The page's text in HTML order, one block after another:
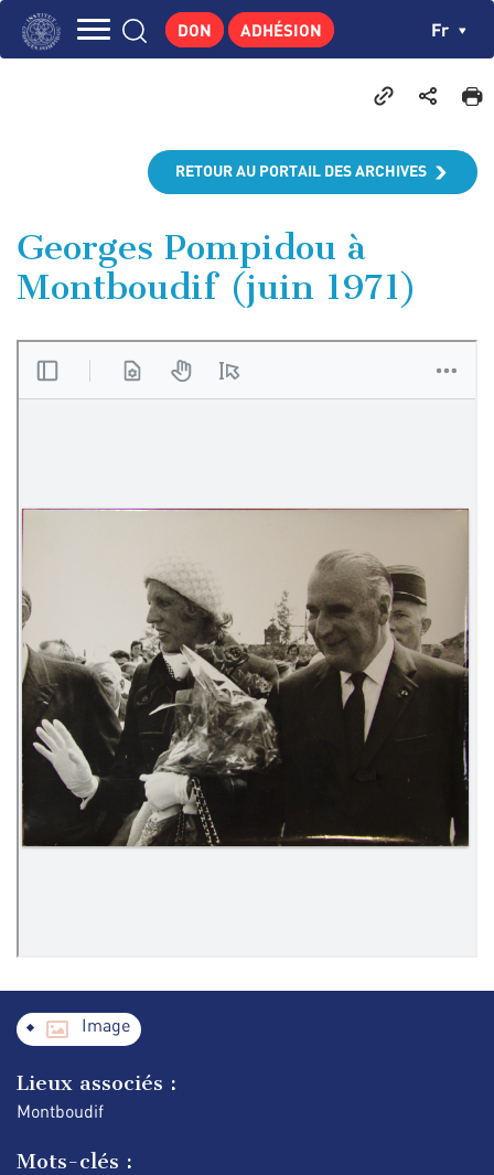
Aller
CENTRE DE RECHERCHES
PUBLICATIONS
ACTUALITÉS
ENSEIGNEMENT
DON ADHÉSION Fr
RETOUR AU PORTAIL DES ARCHIVES
Georges Pompidou à
Montboudif (juin 1971)
Image
Lieux associés :
Montboudif
Mots-clés :
Panneau de gestion des cookies